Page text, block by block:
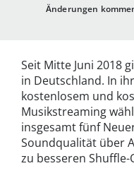
Änderungen
Seit Mitte Juni 2018
in Deutschland. In
kostenlosem und
Musikstreaming
insgesamt fünf
Soundqualität über
zu besseren